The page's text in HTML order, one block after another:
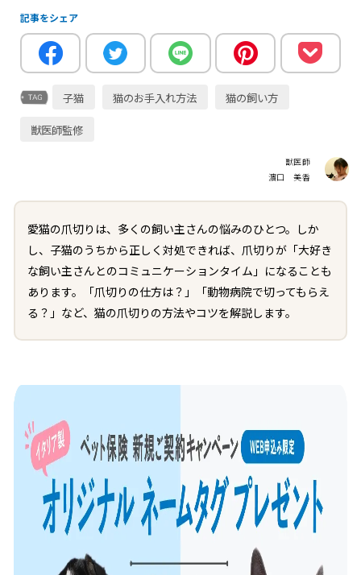
記事をシェア
子猫 猫のお手入れ方法
猫の飼い方
獣医師監修
獣医師
濵口 美香
愛猫の爪切りは、多くの飼い主さんの悩みのひとつ。しか
し、子猫のうちから正しく対処できれば、爪切りが「大好き
な飼い主さんとのコミュニケーションタイム」になることも
あります。「爪切りの仕方は？」「動物病院で切ってもらえ
る？」など、猫の爪切りの方法やコツを解説します。